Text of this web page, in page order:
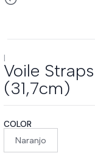
|
Voile
(31,7cm)
COLOR
Naranjo